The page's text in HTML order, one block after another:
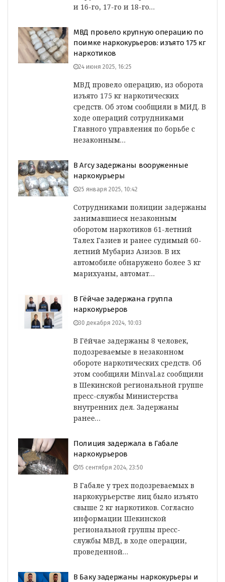
и 16-го, 17-го и 18-го…
МВД провело крупную операцию по
поимке наркокурьеров: изъято 175 кг
наркотиков
24 июня 2025, 16:25
МВД провело операцию, из оборота
изъято 175 кг наркотических
средств. Об этом сообщили в МИД. В
ходе операций сотрудниками
Главного управления по борьбе с
незаконным…
В Агсу задержаны вооруженные
наркокурьеры
25 января 2025, 10:42
Сотрудниками полиции задержаны
занимавшиеся незаконным
оборотом наркотиков 61-летний
Талех Газиев и ранее судимый 60-
летний Мубариз Азизов. В их
автомобиле обнаружено более 3 кг
марихуаны, автомат…
В Гёйчае задержана группа
наркокурьеров
30 декабря 2024, 10:03
В Гёйчае задержаны 8 человек,
подозреваемые в незаконном
обороте наркотических средств. Об
этом сообщили Minval.az сообщили
в Шекинской региональной группе
пресс-службы Министерства
внутренних дел. Задержаны
ранее…
Полиция задержала в Габале
наркокурьеров
15 сентября 2024, 23:50
В Габале у трех подозреваемых в
наркокурьерстве лиц было изъято
свыше 2 кг наркотиков. Согласно
информации Шекинской
региональной группы пресс-
службы МВД, в ходе операции,
проведенной…
В Баку задержаны наркокурьеры и